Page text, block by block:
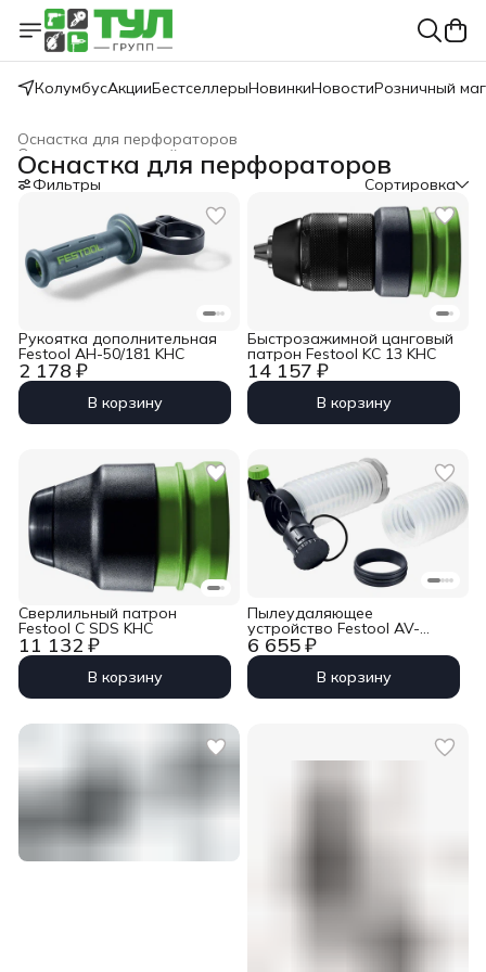
КолумбусАкцииБестселлерыНовинкиНовостиРозничный
Оснастка для перфораторов
Оснастка для дрелей, шуруповертов
Дрели - шуруповерты ›
Festool ›
Главная ›
Оснастка для перфораторов
Фильтры Сортировка
2 178 ₽
Рукоятка дополнительная
Festool AH-50/181 KHC
В корзину
14 157 ₽
Быстрозажимной цанговый
патрон Festool KC 13 KHC
В корзину
11 132 ₽
Сверлильный патрон
Festool C SDS KHC
В корзину
6 655 ₽
Пылеудаляющее
устройство Festool AV-
BHC/KHC
В корзину